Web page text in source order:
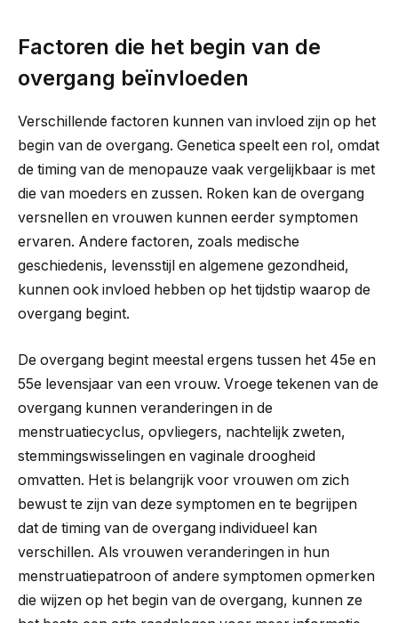
Factoren die het begin van de
overgang beïnvloeden
Verschillende factoren kunnen van invloed zijn op het
begin van de overgang. Genetica speelt een rol, omdat
de timing van de menopauze vaak vergelijkbaar is met
die van moeders en zussen. Roken kan de overgang
versnellen en vrouwen kunnen eerder symptomen
ervaren. Andere factoren, zoals medische
geschiedenis, levensstijl en algemene gezondheid,
kunnen ook invloed hebben op het tijdstip waarop de
overgang begint.
De overgang begint meestal ergens tussen het 45e en
55e levensjaar van een vrouw. Vroege tekenen van de
overgang kunnen veranderingen in de
menstruatiecyclus, opvliegers, nachtelijk zweten,
stemmingswisselingen en vaginale droogheid
omvatten. Het is belangrijk voor vrouwen om zich
bewust te zijn van deze symptomen en te begrijpen
dat de timing van de overgang individueel kan
verschillen. Als vrouwen veranderingen in hun
menstruatiepatroon of andere symptomen opmerken
die wijzen op het begin van de overgang, kunnen ze